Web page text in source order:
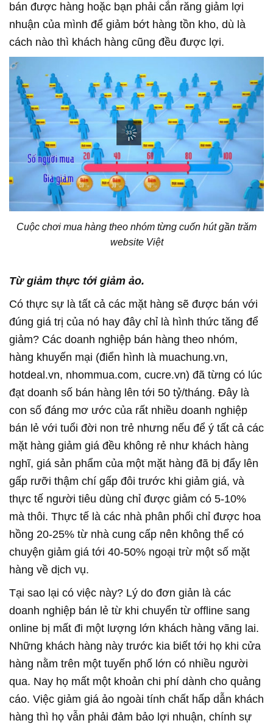
bán được hàng hoặc bạn phải cắn răng giảm lợi
nhuận của mình để giảm bớt hàng tồn kho, dù là
cách nào thì khách hàng cũng đều được lợi.
Cuộc chơi mua hàng theo nhóm từng cuốn hút gần trăm
website Việt
Từ giảm thực tới giảm ảo.
Có thực sự là tất cả các mặt hàng sẽ được bán với
đúng giá trị của nó hay đây chỉ là hình thức tăng để
giảm? Các doanh nghiệp bán hàng theo nhóm,
hàng khuyến mại (điển hình là muachung.vn,
hotdeal.vn, nhommua.com, cucre.vn) đã từng có lúc
đạt doanh số bán hàng lên tới 50 tỷ/tháng. Đây là
con số đáng mơ ước của rất nhiều doanh nghiệp
bán lẻ với tuổi đời non trẻ nhưng nếu để ý tất cả các
mặt hàng giảm giá đều không rẻ như khách hàng
nghĩ, giá sản phẩm của một mặt hàng đã bị đẩy lên
gấp rưỡi thậm chí gấp đôi trước khi giảm giá, và
thực tế người tiêu dùng chỉ được giảm có 5-10%
mà thôi. Thực tế là các nhà phân phối chỉ được hoa
hồng 20-25% từ nhà cung cấp nên không thể có
chuyện giảm giá tới 40-50% ngoại trừ một số mặt
hàng về dịch vụ.
Tại sao lại có việc này? Lý do đơn giản là các
doanh nghiệp bán lẻ từ khi chuyển từ offline sang
online bị mất đi một lượng lớn khách hàng vãng lai.
Những khách hàng này trước kia biết tới họ khi cửa
hàng nằm trên một tuyến phố lớn có nhiều người
qua. Nay họ mất một khoản chi phí dành cho quảng
cáo. Việc giảm giá ảo ngoài tính chất hấp dẫn khách
hàng thì họ vẫn phải đảm bảo lợi nhuận, chính sự